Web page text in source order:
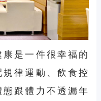
是一件很幸福的
律運動、飲食控
跟體力不透漏年